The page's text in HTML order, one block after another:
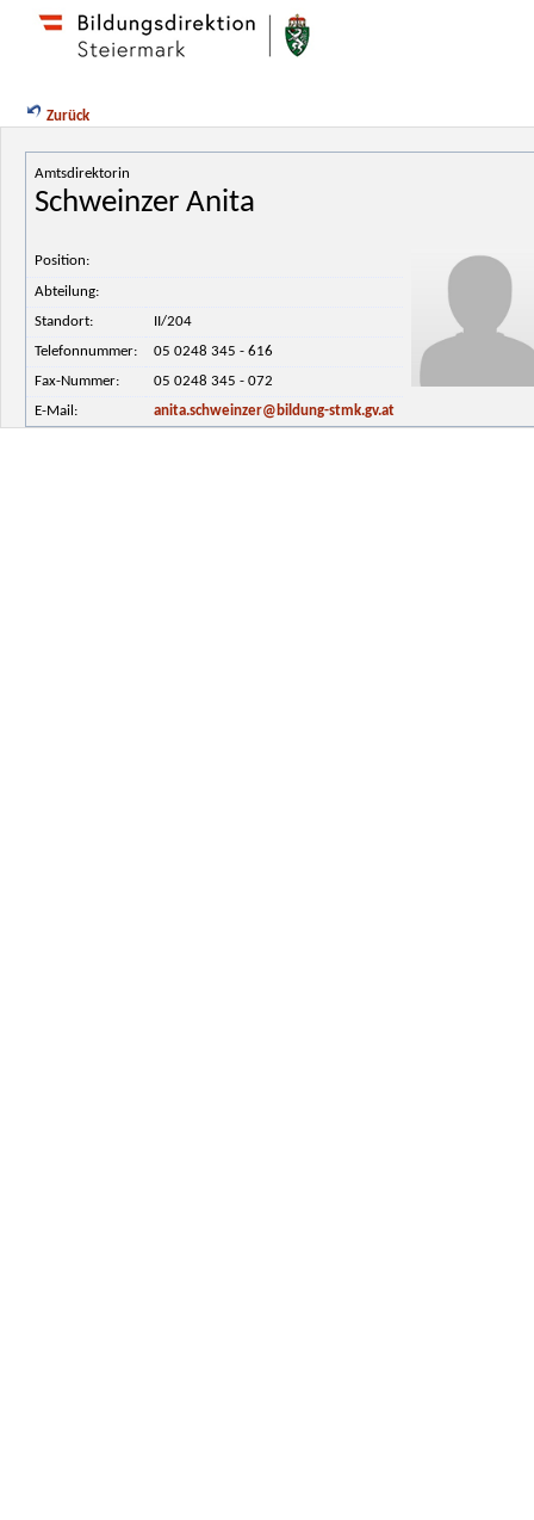
Zurück
Amtsdirektorin
Schweinzer Anita
Position:
Abteilung:
Standort:
II/204
Telefonnummer:
05 0248 345 - 616
Fax-Nummer:
05 0248 345 - 072
E-Mail:
anita.schweinzer@bildung-stmk.gv.at